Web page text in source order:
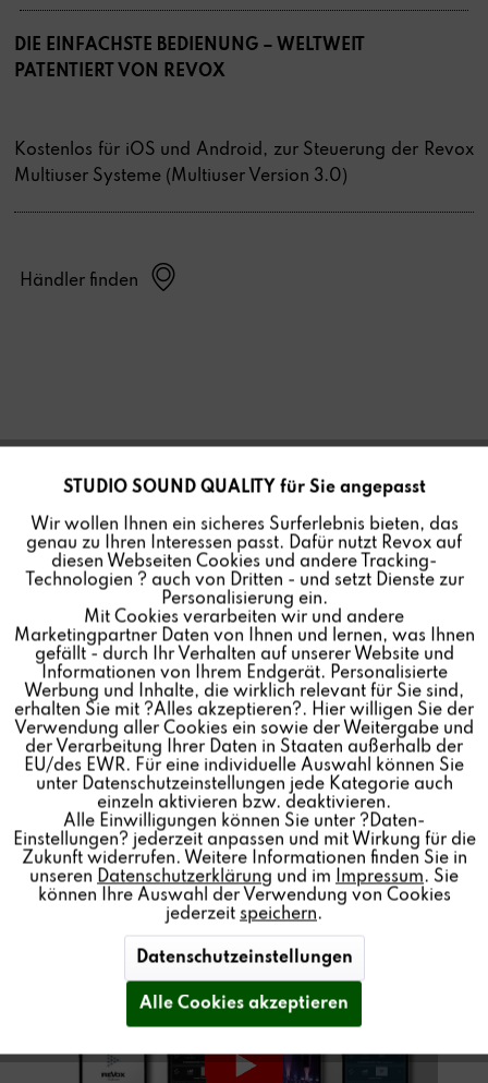
DIE EINFACHSTE BEDIENUNG – WELTWEIT
PATENTIERT VON REVOX
Kostenlos für iOS und Android, zur Steuerung der Revox
Multiuser Systeme (Multiuser Version 3.0)
Händler finden
NEU! MULTIUSER APP
Die einfachste Bedienung – weltweit. Patentiert von
Funktionale Aktiv
Marketing Inaktiv
Tracking Inaktiv
Personalisierung Inaktiv
Service Inaktiv
STUDIO SOUND QUALITY für Sie angepasst
Wir wollen Ihnen ein sicheres Surferlebnis bieten, das
genau zu Ihren Interessen passt. Dafür nutzt Revox auf
diesen Webseiten Cookies und andere Tracking-
Technologien ? auch von Dritten - und setzt Dienste zur
Personalisierung ein.
Mit Cookies verarbeiten wir und andere
Marketingpartner Daten von Ihnen und lernen, was Ihnen
gefällt - durch Ihr Verhalten auf unserer Website und
Informationen von Ihrem Endgerät. Personalisierte
Werbung und Inhalte, die wirklich relevant für Sie sind,
erhalten Sie mit ?Alles akzeptieren?. Hier willigen Sie der
Verwendung aller Cookies ein sowie der Weitergabe und
der Verarbeitung Ihrer Daten in Staaten außerhalb der
EU/des EWR. Für eine individuelle Auswahl können Sie
unter Datenschutzeinstellungen jede Kategorie auch
einzeln aktivieren bzw. deaktivieren.
Alle Einwilligungen können Sie unter ?Daten-
Einstellungen? jederzeit anpassen und mit Wirkung für die
Zukunft widerrufen. Weitere Informationen finden Sie in
unseren Datenschutzerklärung und im Impressum. Sie
können Ihre Auswahl der Verwendung von Cookies
jederzeit speichern.
Datenschutzeinstellungen
Alle Cookies akzeptieren